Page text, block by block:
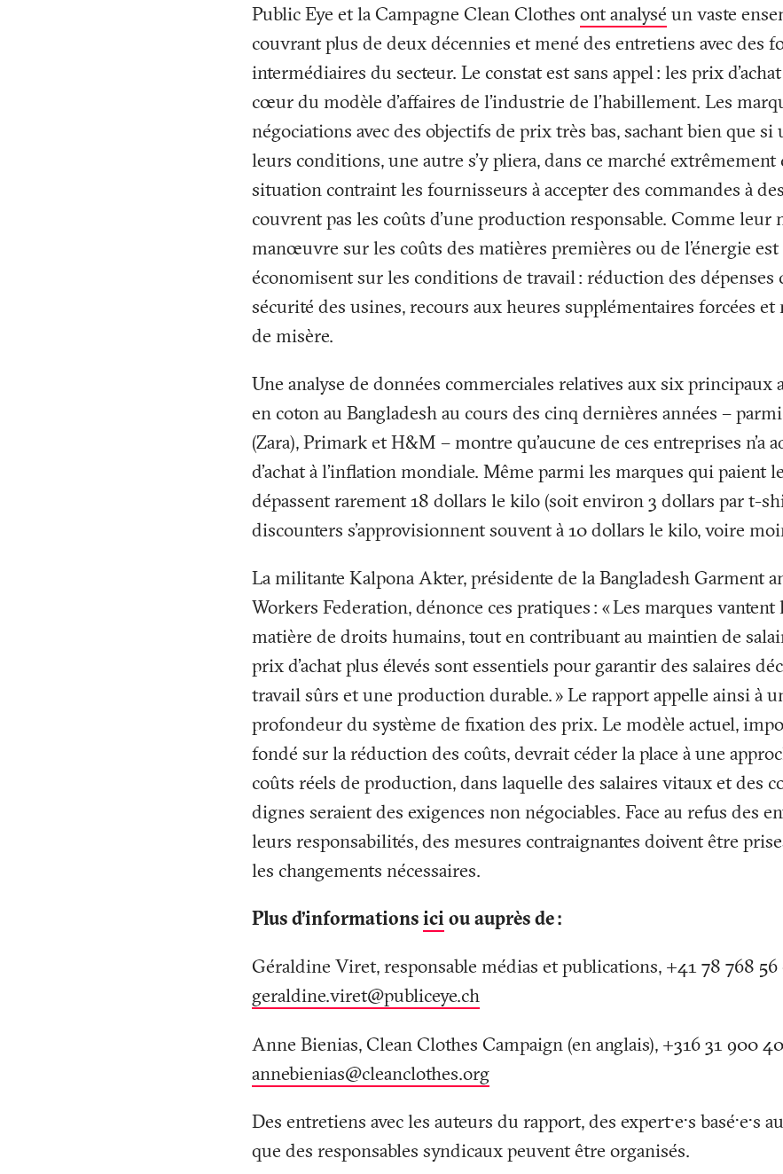
Public Eye et la Campagne Clean Clothes ont analysé un vaste
couvrant plus de deux décennies et mené des entretiens avec des
intermédiaires du secteur. Le constat est sans appel: les prix
cœur du modèle d’affaires de l’industrie de l’habillement. Les
négociations avec des objectifs de prix très bas, sachant bien que si
leurs conditions, une autre s’y pliera, dans ce marché
situation contraint les fournisseurs à accepter des commandes à
couvrent pas les coûts d’une production responsable. Comme leur
manœuvre sur les coûts des matières premières ou de l’énergie est
économisent sur les conditions de travail: réduction des dépenses
sécurité des usines, recours aux heures supplémentaires forcées
de misère.
Une analyse de données commerciales relatives aux six principaux
en coton au Bangladesh au cours des cinq dernières années –
(Zara), Primark et H&M – montre qu’aucune de ces entreprises n’a
d’achat à l’inflation mondiale. Même parmi les marques qui paient
dépassent rarement 18 dollars le kilo (soit environ 3 dollars par t-
discounters s’approvisionnent souvent à 10 dollars le kilo, voire
La militante Kalpona Akter, présidente de la Bangladesh Garment
Workers Federation, dénonce ces pratiques: «Les marques
matière de droits humains, tout en contribuant au maintien de
prix d’achat plus élevés sont essentiels pour garantir des salaires
travail sûrs et une production durable.» Le rapport appelle ainsi à
profondeur du système de fixation des prix. Le modèle actuel,
fondé sur la réduction des coûts, devrait céder la place à une
coûts réels de production, dans laquelle des salaires vitaux et des
dignes seraient des exigences non négociables. Face au refus des
leurs responsabilités, des mesures contraignantes doivent être
les changements nécessaires.
Plus d’informationsici ou auprès de:
Géraldine Viret, responsable médias et publications, +41 78 768 56
geraldine.viret@publiceye.ch
Anne Bienias, Clean Clothes Campaign (en anglais), +316 31 900
annebienias@cleanclothes.org
Des entretiens avec les auteurs du rapport, des expert·e·s basé·e·s
que des responsables syndicaux peuvent être organisés.